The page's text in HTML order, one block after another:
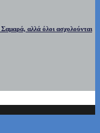
αλλά όλοι ασχολούνται